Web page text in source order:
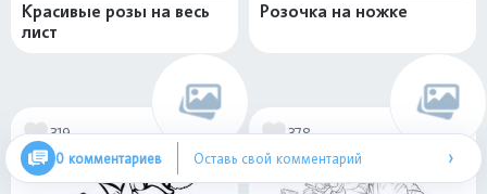
Красивые розы на весь
лист
Розочка на ножке
319 378
0 комментариев Оставь свой комментарий ›